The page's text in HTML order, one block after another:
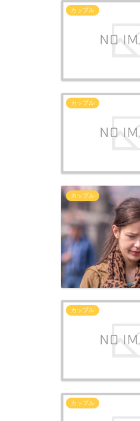
カップル
カップル
カップル
カップル
カップル